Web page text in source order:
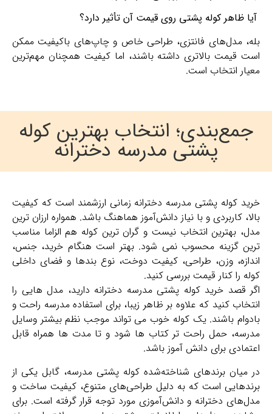
آیا ظاهر کوله پشتی روی قیمت آن تأثیر دارد؟
بله، مدل‌های فانتزی، طراحی خاص و چاپ‌های باکیفیت ممکن
است قیمت بالاتری داشته باشند، اما کیفیت همچنان مهم‌ترین
معیار انتخاب است.
جمع‌بندی؛ انتخاب بهترین کوله
پشتی مدرسه دخترانه
خرید کوله پشتی مدرسه دخترانه زمانی ارزشمند است که کیفیت
بالا، کاربردی و با نیاز دانش‌آموز هماهنگ باشد. همواره ارزان ‌ترین
مدل، بهترین انتخاب نیست و گران ‌ترین کوله هم الزاما مناسب‌
ترین گزینه محسوب نمی‌ شود. بهتر است هنگام خرید، جنس،
اندازه، وزن، طراحی، کیفیت دوخت، نوع بندها و فضای داخلی
کوله را کنار قیمت بررسی کنید.
اگر قصد خرید کوله پشتی مدرسه دخترانه دارید، مدل‌ هایی را
انتخاب کنید که علاوه بر ظاهر زیبا، برای استفاده مدرسه راحت و
بادوام باشند. یک کوله خوب می‌ تواند موجب نظم بیشتر وسایل
مدرسه، حمل راحت تر کتاب ها شود و تا مدت‌ ها همراه قابل
اعتمادی برای دانش‌ آموز باشد.
در میان برندهای شناخته‌شده کوله پشتی مدرسه، گابل یکی از
برندهایی است که به دلیل طراحی‌های متنوع، کیفیت ساخت و
مدل‌های دخترانه و دانش‌آموزی مورد توجه قرار گرفته است. برای